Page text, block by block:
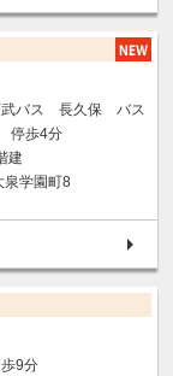
武バス 長久保 バス
停歩4分
建
泉学園町8
9分